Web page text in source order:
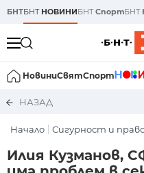
БНТБНТ НОВИНИБНТСпортБНТ
НовиниСвятСпорт
НАЗАД
Начало Сигурност и
Илия Кузманов,